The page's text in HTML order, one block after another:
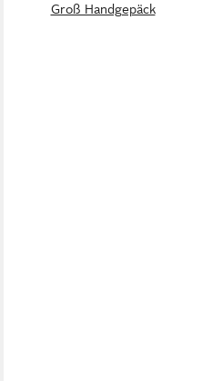
Groß Handgepäck